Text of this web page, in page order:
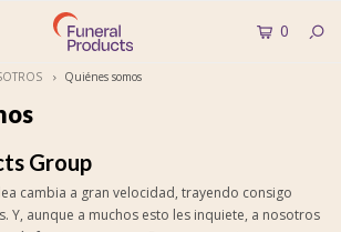
0
Quiénes somos
Group
cambia a gran velocidad, trayendo consigo
Y, aunque a muchos esto les inquiete, a nosotros